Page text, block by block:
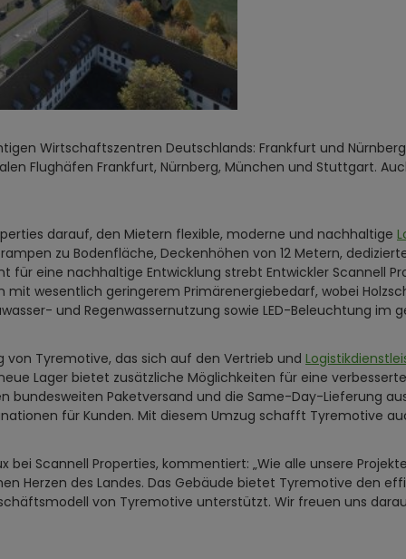
Wirtschaftszentren Deutschlands: Frankfurt und
Flughäfen Frankfurt, Nürnberg, München und Stuttgart.
darauf, den Mietern flexible, moderne und nachhaltige
zu Bodenfläche, Deckenhöhen von 12 Metern,
für eine nachhaltige Entwicklung strebt Entwickler Scannell
wesentlich geringerem Primärenergiebedarf, wobei
und Regenwassernutzung sowie LED-Beleuchtung im
von Tyremotive, das sich auf den Vertrieb und
Lager bietet zusätzliche Möglichkeiten für eine
Paketversand und die Same-Day-Lieferung
für Kunden. Mit diesem Umzug schafft Tyremotive
bei Scannell Properties, kommentiert: „Wie alle unsere
Herzen des Landes. Das Gebäude bietet Tyremotive den
von Tyremotive unterstützt. Wir freuen uns